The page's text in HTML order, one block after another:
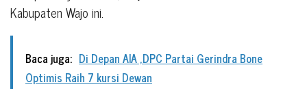
Kabupaten Wajo ini.
Baca juga: Di Depan AIA ,DPC Partai Gerindra Bone
Optimis Raih 7 kursi Dewan